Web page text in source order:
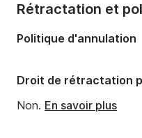
Rétractation et
Politique d'annulation
Droit de rétractation
Non. En savoir plus